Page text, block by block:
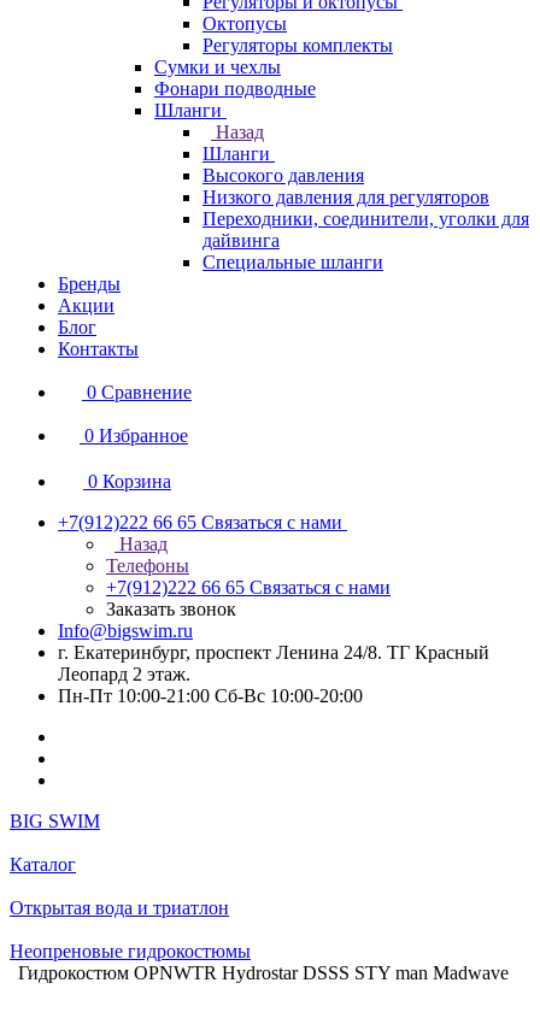
Октопусы
Регуляторы комплекты
Сумки и чехлы
Фонари подводные
Шланги
Назад
Шланги
Высокого давления
Низкого давления для регуляторов
Переходники, соединители, уголки для
дайвинга
Специальные шланги
Бренды
Акции
Блог
Контакты
0 Сравнение
0 Избранное
0 Корзина
+7(912)222 66 65 Связаться с нами
Назад
Телефоны
+7(912)222 66 65 Связаться с нами
Заказать звонок
Info@bigswim.ru
г. Екатеринбург, проспект Ленина 24/8. ТГ Красный
Леопард 2 этаж.
Пн-Пт 10:00-21:00 Сб-Вс 10:00-20:00
BIG SWIM
Каталог
Открытая вода и триатлон
Неопреновые гидрокостюмы
Гидрокостюм OPNWTR Hydrostar DSSS STY man Madwave